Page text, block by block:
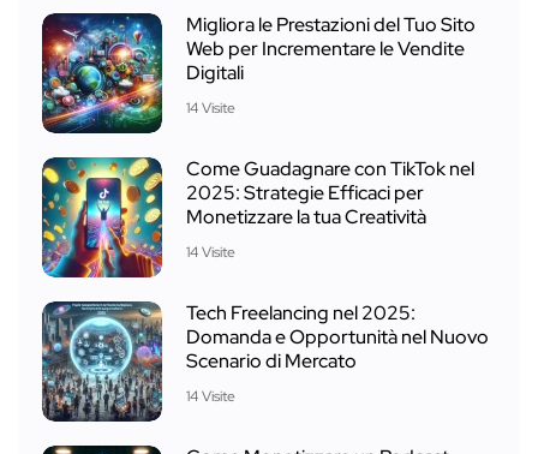
Migliora le Prestazioni del Tuo Sito
Web per Incrementare le Vendite
Digitali
14 Visite
Come Guadagnare con TikTok nel
2025: Strategie Efficaci per
Monetizzare la tua Creatività
14 Visite
Tech Freelancing nel 2025:
Domanda e Opportunità nel Nuovo
Scenario di Mercato
14 Visite